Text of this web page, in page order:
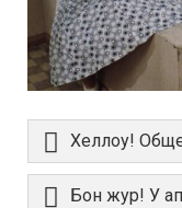
Хеллоу!
Бон жур! У